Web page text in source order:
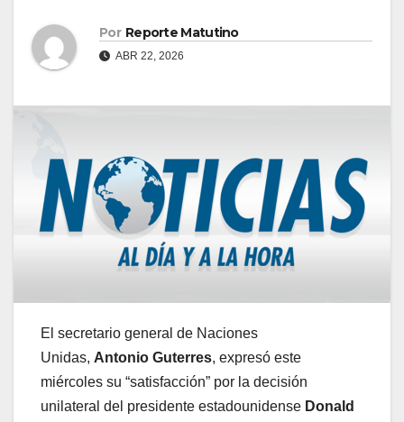
Por Reporte Matutino
ABR 22, 2026
El secretario general de Naciones
Unidas, Antonio Guterres, expresó este
miércoles su “satisfacción” por la decisión
unilateral del presidente estadounidense Donald